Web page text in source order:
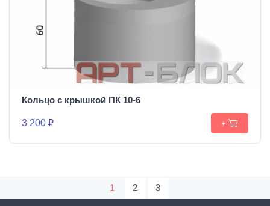
Кольцо с крышкой ПК 10-6
3 200 ₽ +
1 2 3